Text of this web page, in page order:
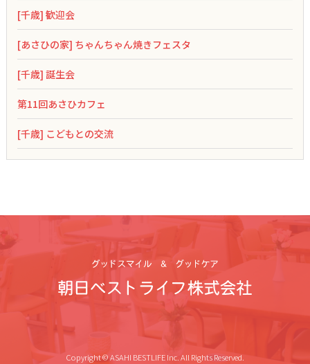
[千歳] 歓迎会
[あさひの家] ちゃんちゃん焼きフェスタ
[千歳] 誕生会
第11回あさひカフェ
[千歳] こどもとの交流
Copyright © ASAHI BESTLIFE Inc. All Rights Reserved.